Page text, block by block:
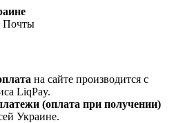
Почты
на сайте производится с
LiqPay.
(оплата при получении)
Украине.